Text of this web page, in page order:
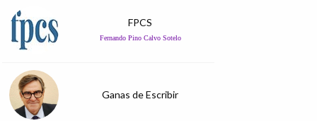
FPCS
Fernando Pino Calvo Sotelo
Ganas de Escribir